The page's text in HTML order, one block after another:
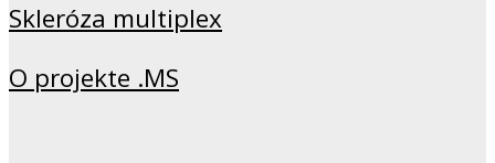
Skleróza multiplex
O projekte .MS